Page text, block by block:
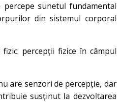
sunetul fundamental
din sistemul corporal
percepţii fizice în câmpul
are senzori de percepţie, dar
susţinut la dezvoltarea